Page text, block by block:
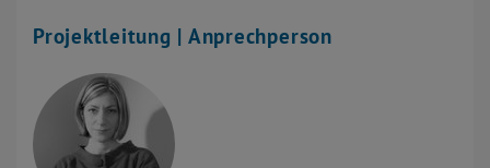
Projektleitung | Anprechperson